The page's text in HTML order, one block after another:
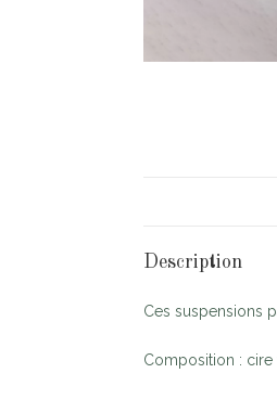
Description
Ces suspensions
Composition : cire